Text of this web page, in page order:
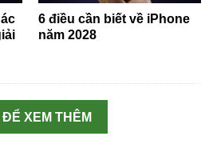
6 điều cần biết về iPhone
năm 2028
ĐỂ XEM THÊM